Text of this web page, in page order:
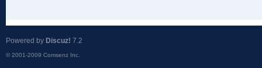
Powered by Discuz! 7.2
© 2001-2009 Comsenz Inc.